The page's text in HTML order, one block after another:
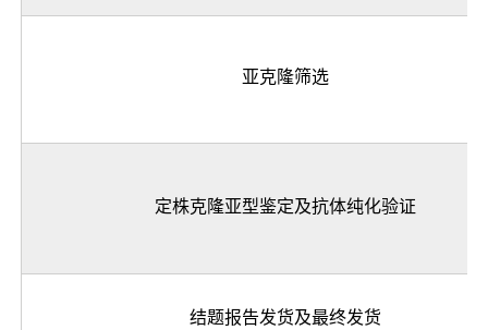
亚克隆筛选
定株克隆亚型鉴定及抗体纯化验证
结题报告发货及最终发货